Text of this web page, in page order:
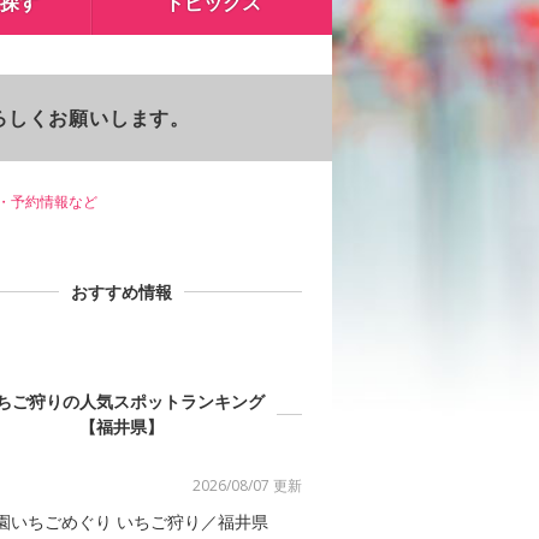
くお願いします。
予約情報など
おすすめ情報
ご狩りの人気スポットランキング
【福井県】
2026/08/07 更新
いちごめぐり いちご狩り／福井県